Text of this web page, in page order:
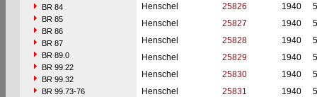
BR 84
BR 85
BR 86
BR 87
BR 89.0
BR 99.22
BR 99.32
BR 99.73-76
Henschel
25826 1940
Henschel
25827 1940
Henschel
25828 1940
Henschel
25829 1940
Henschel
25830 1940
Henschel
25831 1940